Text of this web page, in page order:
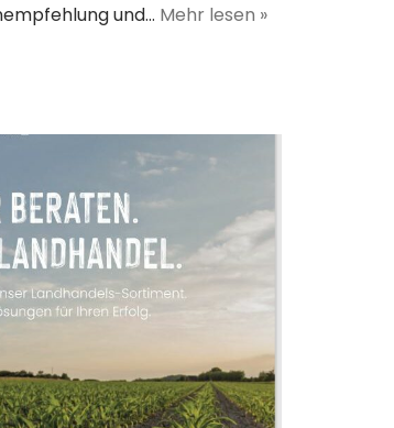
und… Mehr lesen »